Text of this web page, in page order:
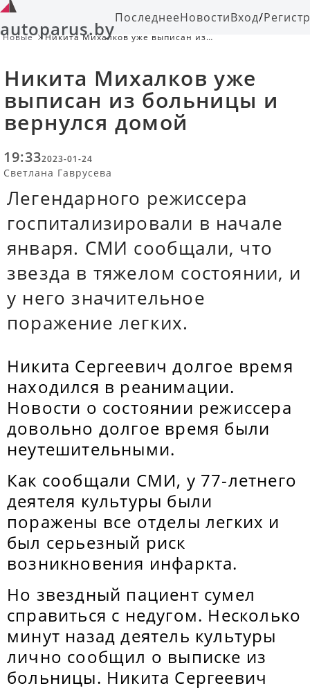
autoparus.byПоследнееНовостиВход/
Новые
Никита Михалков уже выписан из
Никита Михалков уже
выписан из больницы и
вернулся домой
19:332023-01-24
Светлана Гаврусева
Легендарного режиссера
госпитализировали в начале
января. СМИ сообщали, что
звезда в тяжелом состоянии, и
у него значительное
поражение легких.
Никита Сергеевич долгое время
находился в реанимации.
Новости о состоянии режиссера
довольно долгое время были
неутешительными.
Как сообщали СМИ, у 77-летнего
деятеля культуры были
поражены все отделы легких и
был серьезный риск
возникновения инфаркта.
Но звездный пациент сумел
справиться с недугом. Несколько
минут назад деятель культуры
лично сообщил о выписке из
больницы. Никита Сергеевич